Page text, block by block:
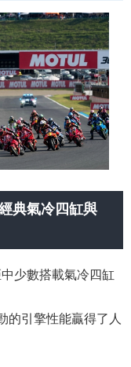
典氣冷四缸與
少數搭載氣冷四缸
的引擎性能贏得了人